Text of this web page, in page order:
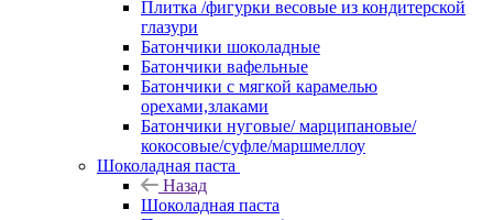
Плитка /фигурки весовые из кондитерской
глазури
Батончики шоколадные
Батончики вафельные
Батончики с мягкой карамелью
орехами,злаками
Батончики нуговые/ марципановые/
кокосовые/суфле/маршмеллоу
Шоколадная паста
Назад
Шоколадная паста